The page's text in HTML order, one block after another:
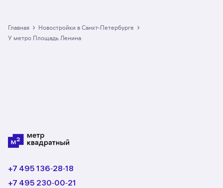
в разделе размещено 2 ЖК. Гарантия сделки:
вернём полную стоимость недвижимости, если
Главная › Новостройки в Санкт-Петербурге ›
у метро Площадь Ленина
+7 495 136‑28‑18
+7 495 230‑00‑21